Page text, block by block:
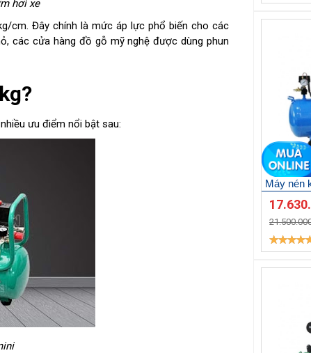
hơi xe
cm. Đây chính là mức áp lực phổ biến cho các
các cửa hàng đồ gỗ mỹ nghệ được dùng phun
ưu điểm nổi bật sau:
Máy nén